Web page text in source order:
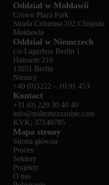
Oddział w Mołdawii
Crown Plaza Park
Strada Columna 102 Chișinău
Mołdawia
Mapa strony
Strona główna
Proces
Sektory
Projekty
O nas
Oddział w Niemczech
c/o Lagerbox Berlin 1
Hansastr 216
13051 Berlin
Niemcy
+49 (0)3222 – 10 91 453
Kontact
+31 (0) 229 30 40 40
info@noltemezzanine.com
KVK: 37140785